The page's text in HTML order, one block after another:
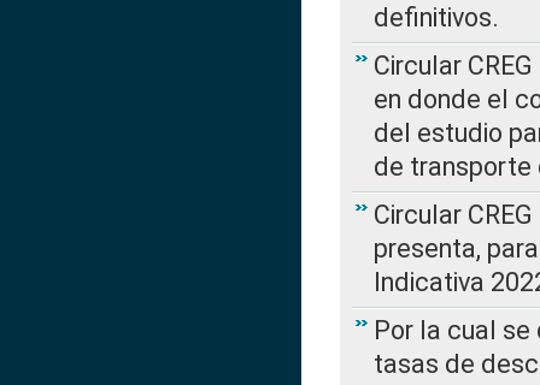
definitivos.
Circular
en donde el
del estudio
de transporte
Circular
presenta,
Indicativa
Por la cual
tasas de